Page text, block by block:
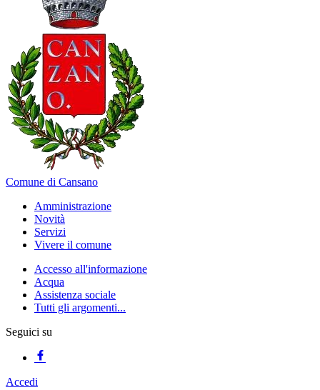
Comune di Cansano
Amministrazione
Novità
Servizi
Vivere il comune
Accesso all'informazione
Acqua
Assistenza sociale
Tutti gli argomenti...
Seguici su
Accedi